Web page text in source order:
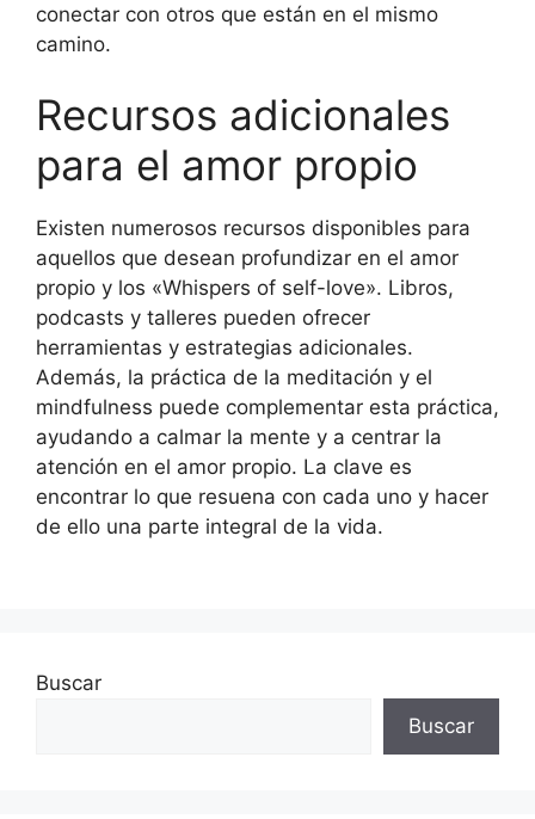
conectar con otros que están en el mismo
camino.
Recursos adicionales
para el amor propio
Existen numerosos recursos disponibles para
aquellos que desean profundizar en el amor
propio y los «Whispers of self-love». Libros,
podcasts y talleres pueden ofrecer
herramientas y estrategias adicionales.
Además, la práctica de la meditación y el
mindfulness puede complementar esta práctica,
ayudando a calmar la mente y a centrar la
atención en el amor propio. La clave es
encontrar lo que resuena con cada uno y hacer
de ello una parte integral de la vida.
Buscar
Buscar